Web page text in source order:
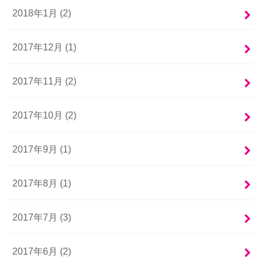
2018年1月 (2)
2017年12月 (1)
2017年11月 (2)
2017年10月 (2)
2017年9月 (1)
2017年8月 (1)
2017年7月 (3)
2017年6月 (2)